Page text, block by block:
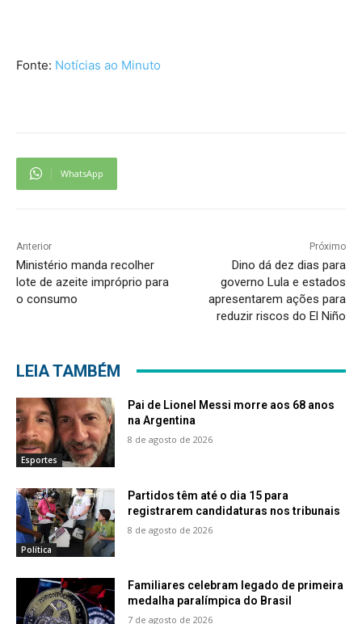
Fonte: Notícias ao Minuto
WhatsApp
Anterior
Ministério manda recolher
lote de azeite impróprio para
o consumo
Próximo
Dino dá dez dias para
governo Lula e estados
apresentarem ações para
reduzir riscos do El Niño
LEIA TAMBÉM
Esportes
Pai de Lionel Messi morre aos 68 anos
na Argentina
8 de agosto de 2026
Política
Partidos têm até o dia 15 para
registrarem candidaturas nos tribunais
8 de agosto de 2026
Familiares celebram legado de primeira
medalha paralímpica do Brasil
7 de agosto de 2026